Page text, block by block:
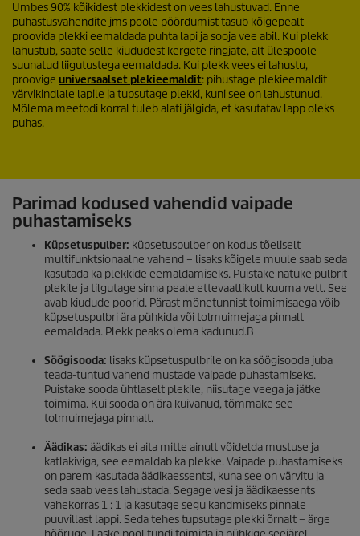
Umbes 90% kõikidest plekkidest on vees lahustuvad. Enne
puhastusvahendite jms poole pöördumist tasub kõigepealt
proovida plekki eemaldada puhta lapi ja sooja vee abil. Kui plekk
lahustub, saate selle kiududest kergete ringjate, alt ülespoole
suunatud liigutustega eemaldada. Kui plekk vees ei lahustu,
proovige universaalset plekieemaldit: pihustage plekieemaldit
värvikindlale lapile ja tupsutage plekki, kuni see on lahustunud.
Mõlema meetodi korral tuleb alati jälgida, et kasutatav lapp oleks
puhas.
Parimad kodused vahendid vaipade
puhastamiseks
Küpsetuspulber: küpsetuspulber on kodus tõeliselt
multifunktsionaalne vahend – lisaks kõigele muule saab seda
kasutada ka plekkide eemaldamiseks. Puistake natuke pulbrit
plekile ja tilgutage sinna peale ettevaatlikult kuuma vett. See
avab kiudude poorid. Pärast mõnetunnist toimimisaega võib
küpsetuspulbri ära pühkida või tolmuimejaga pinnalt
eemaldada. Plekk peaks olema kadunud.B
Söögisooda: lisaks küpsetuspulbrile on ka söögisooda juba
teada-tuntud vahend mustade vaipade puhastamiseks.
Puistake sooda ühtlaselt plekile, niisutage veega ja jätke
toimima. Kui sooda on ära kuivanud, tõmmake see
tolmuimejaga pinnalt.
Äädikas: äädikas ei aita mitte ainult võidelda mustuse ja
katlakiviga, see eemaldab ka plekke. Vaipade puhastamiseks
on parem kasutada äädikaessentsi, kuna see on värvitu ja
seda saab vees lahustada. Segage vesi ja äädikaessents
vahekorras 1 : 1 ja kasutage segu kandmiseks pinnale
puuvillast lappi. Seda tehes tupsutage plekki õrnalt – ärge